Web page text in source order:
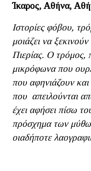
Ίκαρος, Αθήνα,
Ιστορίες φόβου,
μοιάζει να
Πιερίας. Ο τρόμος,
μικρόφωνα που
που αφηνιάζουν
που απειλούνται
έχει αφήσει πίσω
πρόσχημα των
οιαδήποτε